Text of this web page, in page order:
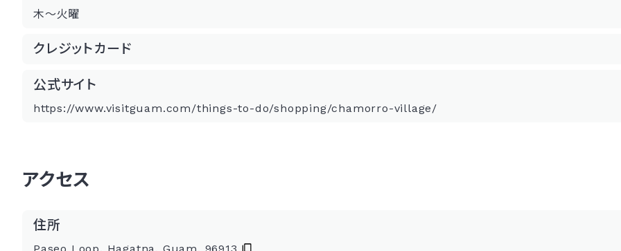
木～火曜
クレジットカード
公式サイト
https://www.visitguam.com/things-to-do/shopping/chamorro-village/
アクセス
住所